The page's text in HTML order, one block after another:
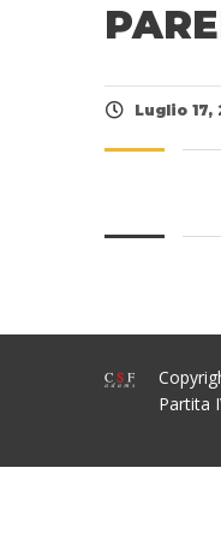
Luglio 17,
Partita